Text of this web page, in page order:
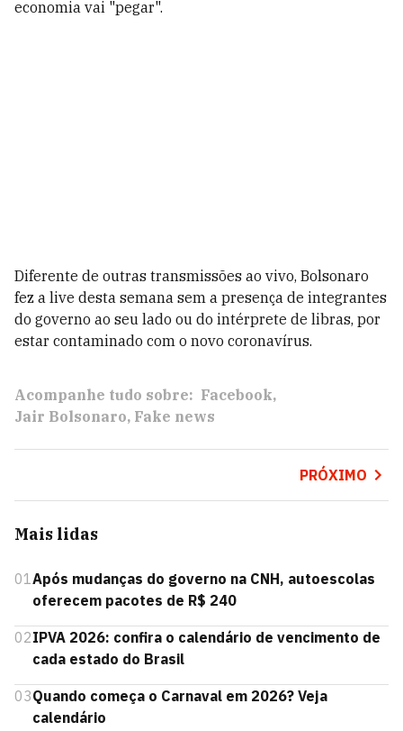
economia vai "pegar".
Diferente de outras transmissões ao vivo, Bolsonaro
fez a live desta semana sem a presença de integrantes
do governo ao seu lado ou do intérprete de libras, por
estar contaminado com o novo coronavírus.
Acompanhe tudo sobre: Facebook
Jair Bolsonaro Fake news
PRÓXIMO
Mais lidas
01Após mudanças do governo na CNH, autoescolas
oferecem pacotes de R$ 240
02IPVA 2026: confira o calendário de vencimento de
cada estado do Brasil
03Quando começa o Carnaval em 2026? Veja
calendário